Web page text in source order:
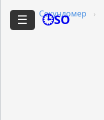
☰ 🕒SO
Секундомер